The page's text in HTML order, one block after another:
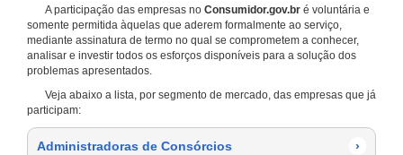
A participação das empresas no Consumidor.gov.br é voluntária e
somente permitida àquelas que aderem formalmente ao serviço,
mediante assinatura de termo no qual se comprometem a conhecer,
analisar e investir todos os esforços disponíveis para a solução dos
problemas apresentados.
Veja abaixo a lista, por segmento de mercado, das empresas que já
participam:
Administradoras de Consórcios ›